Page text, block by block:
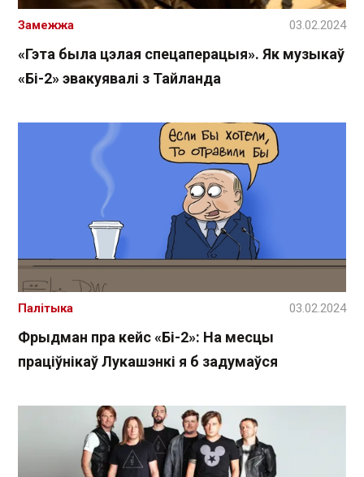
«Гэта была цэлая спецаперацыя». Як музыкаў
«Бі-2» эвакуявалі з Тайланда
Замежжа 03.02.2024
Фрыдман пра кейс «Бі-2»: На месцы
праціўнікаў Лукашэнкі я б задумаўся
Палітыка 03.02.2024